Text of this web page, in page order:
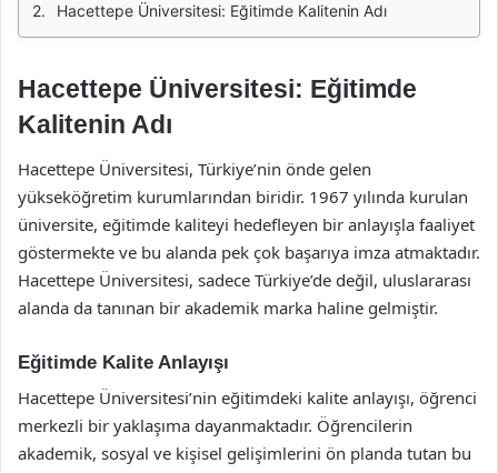
Hacettepe Üniversitesi: Eğitimde Kalitenin Adı
Hacettepe Üniversitesi: Eğitimde
Kalitenin Adı
Hacettepe Üniversitesi, Türkiye’nin önde gelen
yükseköğretim kurumlarından biridir. 1967 yılında kurulan
üniversite, eğitimde kaliteyi hedefleyen bir anlayışla faaliyet
göstermekte ve bu alanda pek çok başarıya imza atmaktadır.
Hacettepe Üniversitesi, sadece Türkiye’de değil, uluslararası
alanda da tanınan bir akademik marka haline gelmiştir.
Eğitimde Kalite Anlayışı
Hacettepe Üniversitesi’nin eğitimdeki kalite anlayışı, öğrenci
merkezli bir yaklaşıma dayanmaktadır. Öğrencilerin
akademik, sosyal ve kişisel gelişimlerini ön planda tutan bu